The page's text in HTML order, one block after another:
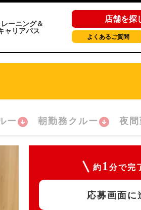
レーニング＆
ャリアパス
店舗を探
よくあるご質問
ー 朝勤務クルー 夜
約 1 分で完
応募画面に